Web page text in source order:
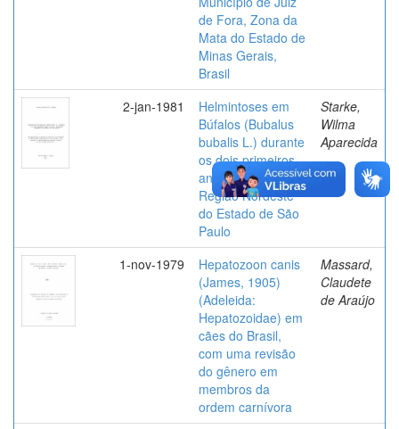
de Fora, Zona da
Mata do Estado de
Minas Gerais,
Brasil
2-jan-1981
Helmintoses em
Búfalos (Bubalus
bubalis L.) durante
os dois primeiros
anos de vida, na
Região Nordeste
do Estado de São
Paulo
Starke,
Wilma
Aparecida
1-nov-1979
Hepatozoon canis
(James, 1905)
(Adeleida:
Hepatozoidae) em
cães do Brasil,
com uma revisão
do gênero em
membros da
ordem carnívora
Massard,
Claudete
de Araújo